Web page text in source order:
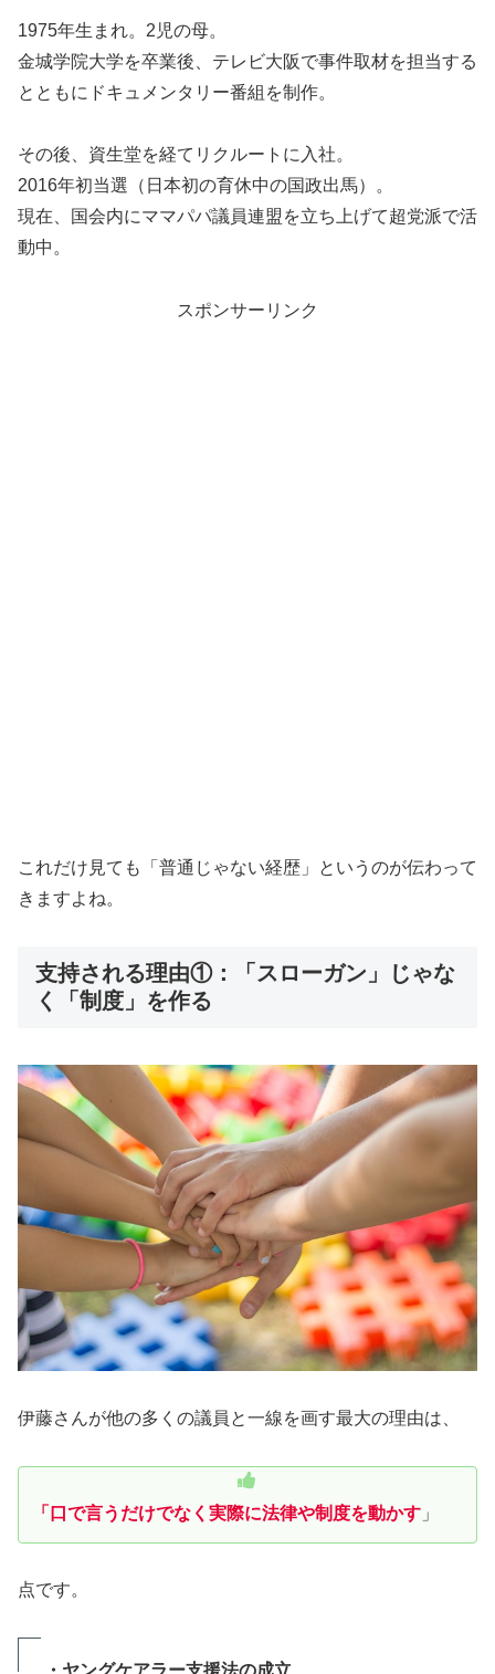
1975年生まれ。2児の母。
金城学院大学を卒業後、テレビ大阪で事件取材を担当する
とともにドキュメンタリー番組を制作。
その後、資生堂を経てリクルートに入社。
2016年初当選（日本初の育休中の国政出馬）。
現在、国会内にママパパ議員連盟を立ち上げて超党派で活
動中。
スポンサーリンク
これだけ見ても「普通じゃない経歴」というのが伝わって
きますよね。
支持される理由①：「スローガン」じゃな
く「制度」を作る
伊藤さんが他の多くの議員と一線を画す最大の理由は、
「口で言うだけでなく実際に法律や制度を動かす 」
点です。